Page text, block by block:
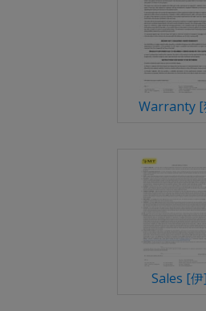
Warranty [
Sales [伊]